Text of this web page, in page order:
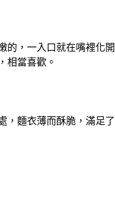
的，一入口就在嘴裡化
相當喜歡。
，麵衣薄而酥脆，滿足